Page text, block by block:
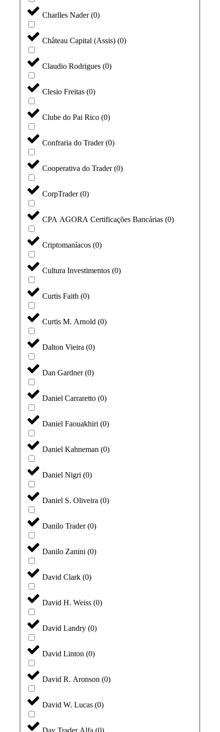
Charlles Nader(0)
Château Capital (Assis) (0)
Claudio Rodrigues (0)
Clesio Freitas (0)
Clube do Pai Rico (0)
Confraria do Trader(0)
Cooperativa do Trader(0)
CorpTrader(0)
CPA AGORA Certificações Bancárias (0)
Criptomaníacos (0)
Cultura Investimentos (0)
Curtis Faith (0)
Curtis M. Arnold (0)
Dalton Vieira (0)
Dan Gardner(0)
Daniel Carraretto (0)
Daniel Faouakhiri (0)
Daniel Kahneman (0)
Daniel Nigri (0)
Daniel S. Oliveira (0)
Danilo Trader(0)
Danilo Zanini (0)
David Clark (0)
David H. Weiss (0)
David Landry (0)
David Linton (0)
David R. Aronson (0)
David W. Lucas (0)